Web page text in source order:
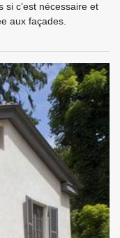
si c’est nécessaire et
aux façades.